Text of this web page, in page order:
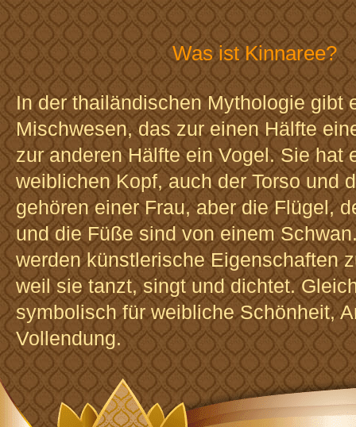
Was ist Kinnaree?
In der thailändischen Mythologie gibt
Mischwesen, das zur einen Hälfte
zur anderen Hälfte ein Vogel. Sie hat
weiblichen Kopf, auch der Torso und
gehören einer Frau, aber die Flügel,
und die Füße sind von einem
werden künstlerische Eigenschaften
weil sie tanzt, singt und dichtet.
symbolisch für weibliche Schönheit,
Vollendung.